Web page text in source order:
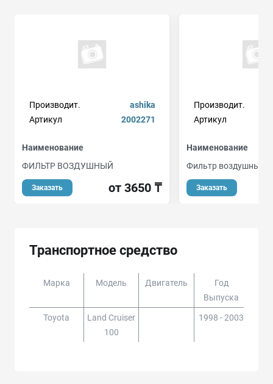
Производит.
ashika
Артикул
2002271
Наименование
ФИЛЬТР ВОЗДУШНЫЙ
Заказать от 3650 ₸
Производит.
Артикул
Наименование
Фильтр воздушный
Заказать
Транспортное средство
Марка Модель Двигатель
Год
Выпуска
Toyota
Land Cruiser
100
1998 - 2003